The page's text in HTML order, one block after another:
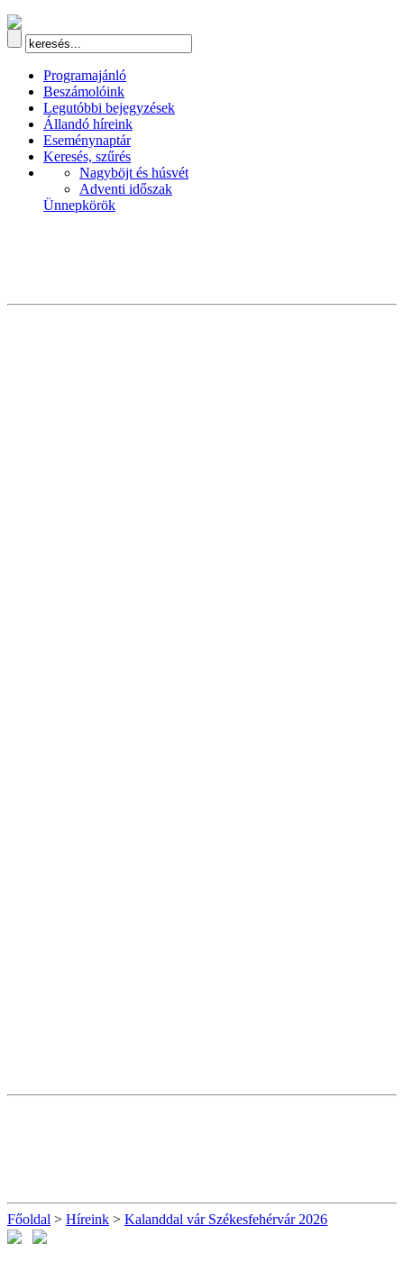
Programajánló
Beszámolóink
Legutóbbi bejegyzések
Állandó híreink
Eseménynaptár
Keresés, szűrés
Nagyböjt és húsvét
Adventi időszak
Ünnepkörök
Főoldal > Híreink > Kalanddal vár Székesfehérvár 2026